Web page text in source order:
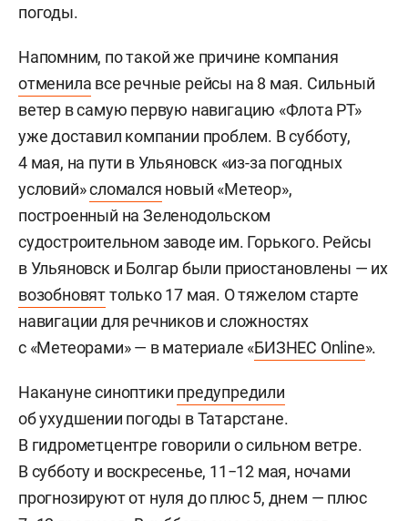
погоды.
Напомним, по такой же причине компания
отменила все речные рейсы на 8 мая. Сильный
ветер в самую первую навигацию «Флота РТ»
уже доставил компании проблем. В субботу,
4 мая, на пути в Ульяновск «из-за погодных
условий»сломался новый «Метеор»,
построенный на Зеленодольском
судостроительном заводе им. Горького. Рейсы
в Ульяновск и Болгар были приостановлены — их
возобновяттолько 17 мая. О тяжелом старте
навигации для речников и сложностях
с «Метеорами» — в материале «БИЗНЕС Online».
Накануне синоптики предупредили
об ухудшении погоды в Татарстане.
В гидрометцентре говорили о сильном ветре.
В субботу и воскресенье, 11−12 мая, ночами
прогнозируют от нуля до плюс 5, днем — плюс